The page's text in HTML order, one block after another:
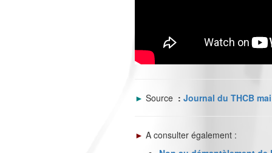
► Source : Journal du THCB
► A consulter également :